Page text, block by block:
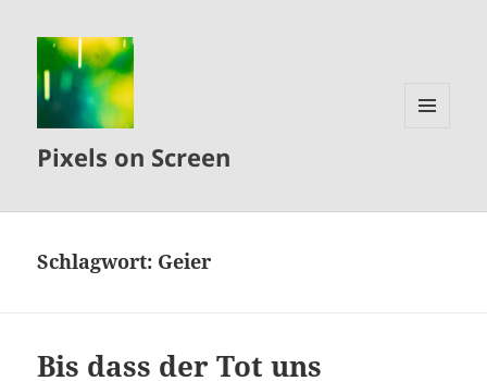
Pixels on Screen
Schlagwort: Geier
Bis dass der Tot uns